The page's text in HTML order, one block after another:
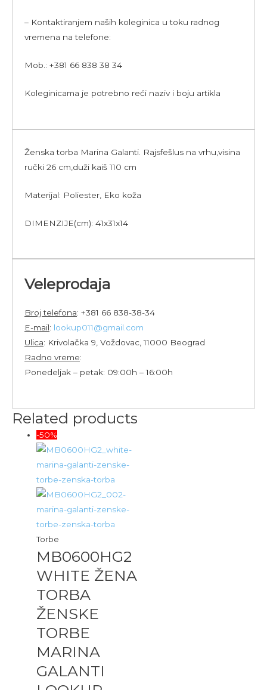
– Kontaktiranjem naših koleginica u toku radnog
vremena na telefone:
Mob.: +381 66 838 38 34
Koleginicama je potrebno reći naziv i boju artikla
Ženska torba Marina Galanti. Rajsfešlus na vrhu,visina
ručki 26 cm,duži kaiš 110 cm
Materijal: Poliester, Eko koža
DIMENZIJE(cm): 41x31x14
Veleprodaja
Broj telefona: +381 66 838-38-34
E-mail: lookup011@gmail.com
Ulica: Krivolačka 9, Voždovac, 11000 Beograd
Radno vreme:
Ponedeljak – petak: 09:00h – 16:00h
Related products
-50%
Torbe
MB0600HG2
WHITE ŽENA
TORBA
ŽENSKE
TORBE
MARINA
GALANTI